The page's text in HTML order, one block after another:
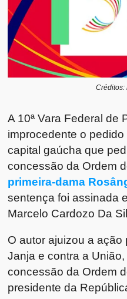
Créditos:
A 10ª Vara Federal de
improcedente o
capital gaúcha que
concessão da Ordem
primeira-dama
sentença foi assinada
Marcelo Cardozo Da
O autor ajuizou a ação
Janja e contra a
concessão da Ordem
presidente da